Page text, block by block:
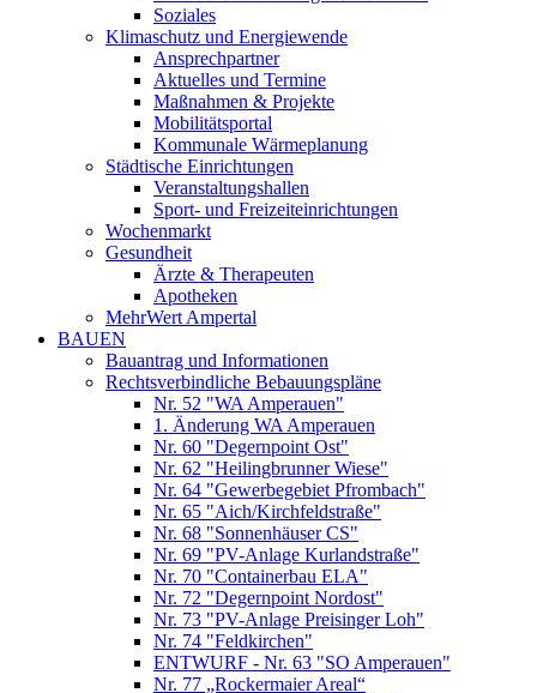
Soziales
Klimaschutz und Energiewende
Ansprechpartner
Aktuelles und Termine
Maßnahmen & Projekte
Mobilitätsportal
Kommunale Wärmeplanung
Städtische Einrichtungen
Veranstaltungshallen
Sport- und Freizeiteinrichtungen
Wochenmarkt
Gesundheit
Ärzte & Therapeuten
Apotheken
MehrWert Ampertal
BAUEN
Bauantrag und Informationen
Rechtsverbindliche Bebauungspläne
Nr. 52 "WA Amperauen"
1. Änderung WA Amperauen
Nr. 60 "Degernpoint Ost"
Nr. 62 "Heilingbrunner Wiese"
Nr. 64 "Gewerbegebiet Pfrombach"
Nr. 65 "Aich/Kirchfeldstraße"
Nr. 68 "Sonnenhäuser CS"
Nr. 69 "PV-Anlage Kurlandstraße"
Nr. 70 "Containerbau ELA"
Nr. 72 "Degernpoint Nordost"
Nr. 73 "PV-Anlage Preisinger Loh"
Nr. 74 "Feldkirchen"
ENTWURF - Nr. 63 "SO Amperauen"
Nr. 77 „Rockermaier Areal“